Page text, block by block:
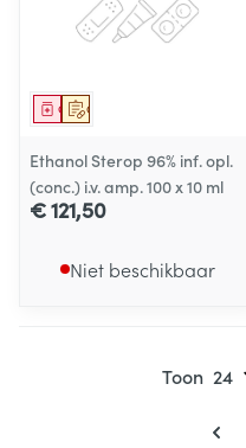
Op voorschrift
Geneesmiddel
Ethanol Sterop 96% inf. opl.
(conc.) i.v. amp. 100 x 10 ml
€ 121,50
Niet beschikbaar
Toon